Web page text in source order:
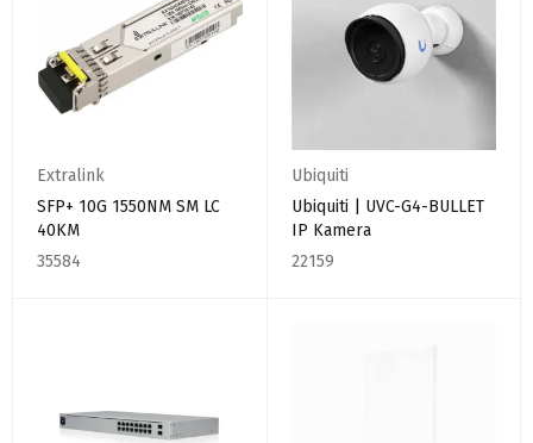
Extralink
SFP+ 10G 1550NM SM LC
40KM
35584
Ubiquiti
Ubiquiti | UVC-G4-BULLET
IP Kamera
22159